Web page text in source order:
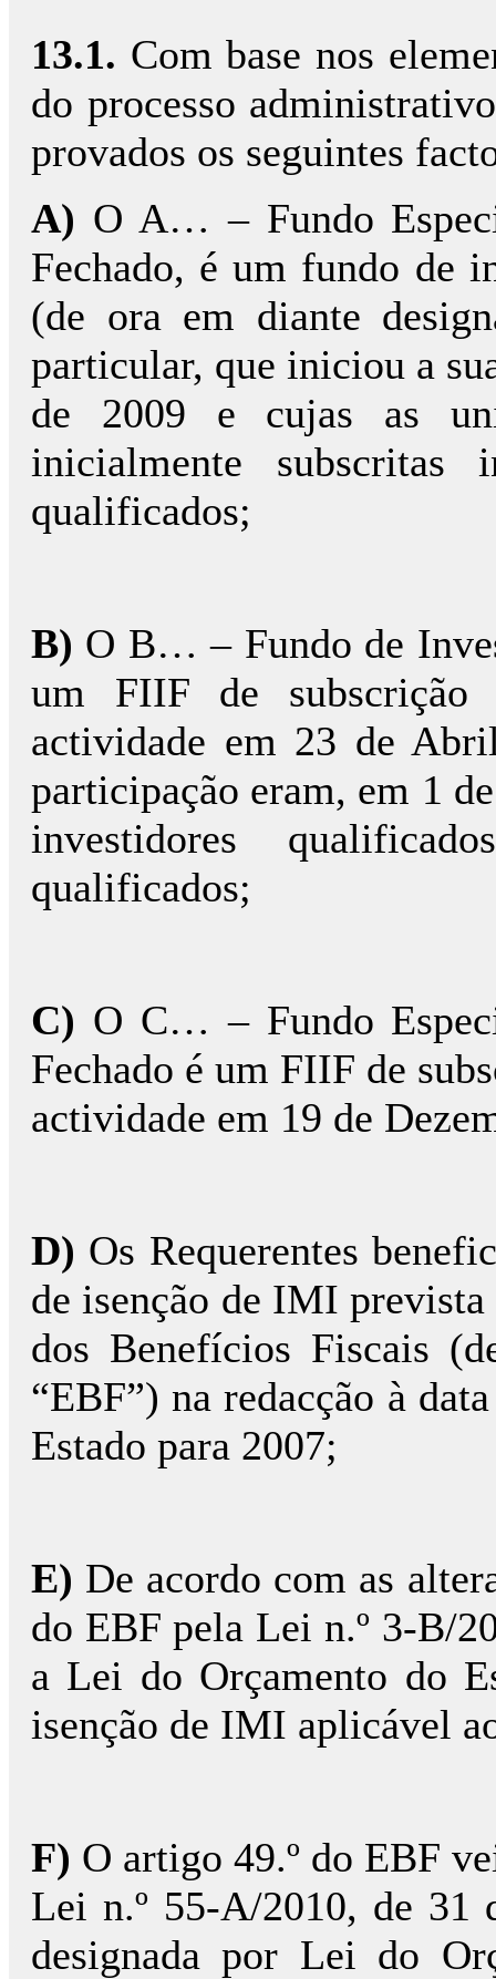
13.1. Com base nos
do processo
provados os seguintes
A) O A… – Fundo
Fechado, é um fundo de
(de ora em diante
particular, que iniciou a
de 2009 e cujas as
inicialmente subscritas
qualificados;
B) O B… – Fundo de
um FIIF de
actividade em 23 de
participação eram, em 1
investidores
qualificados;
C) O C… – Fundo
Fechado é um FIIF de
actividade em 19 de
D) Os Requerentes
de isenção de IMI
dos Benefícios Fiscais
“EBF”) na redacção à
Estado para 2007;
E) De acordo com as
do EBF pela Lei n.º 3-B/
a Lei do Orçamento do
isenção de IMI aplicável
F) O artigo 49.º do EBF
Lei n.º 55-A/2010, de 31
designada por Lei do